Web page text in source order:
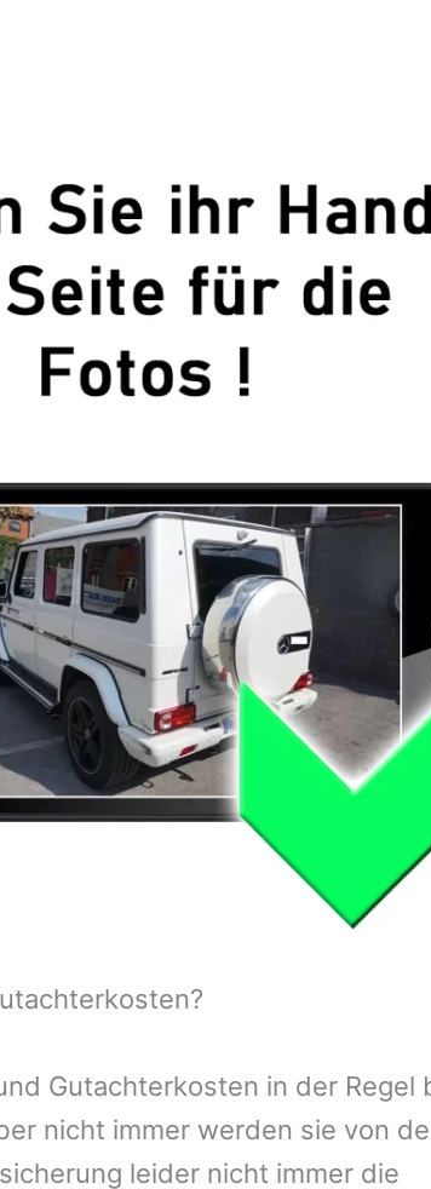
Gutachterkosten in der Regel
nicht immer werden sie von
leider nicht immer die